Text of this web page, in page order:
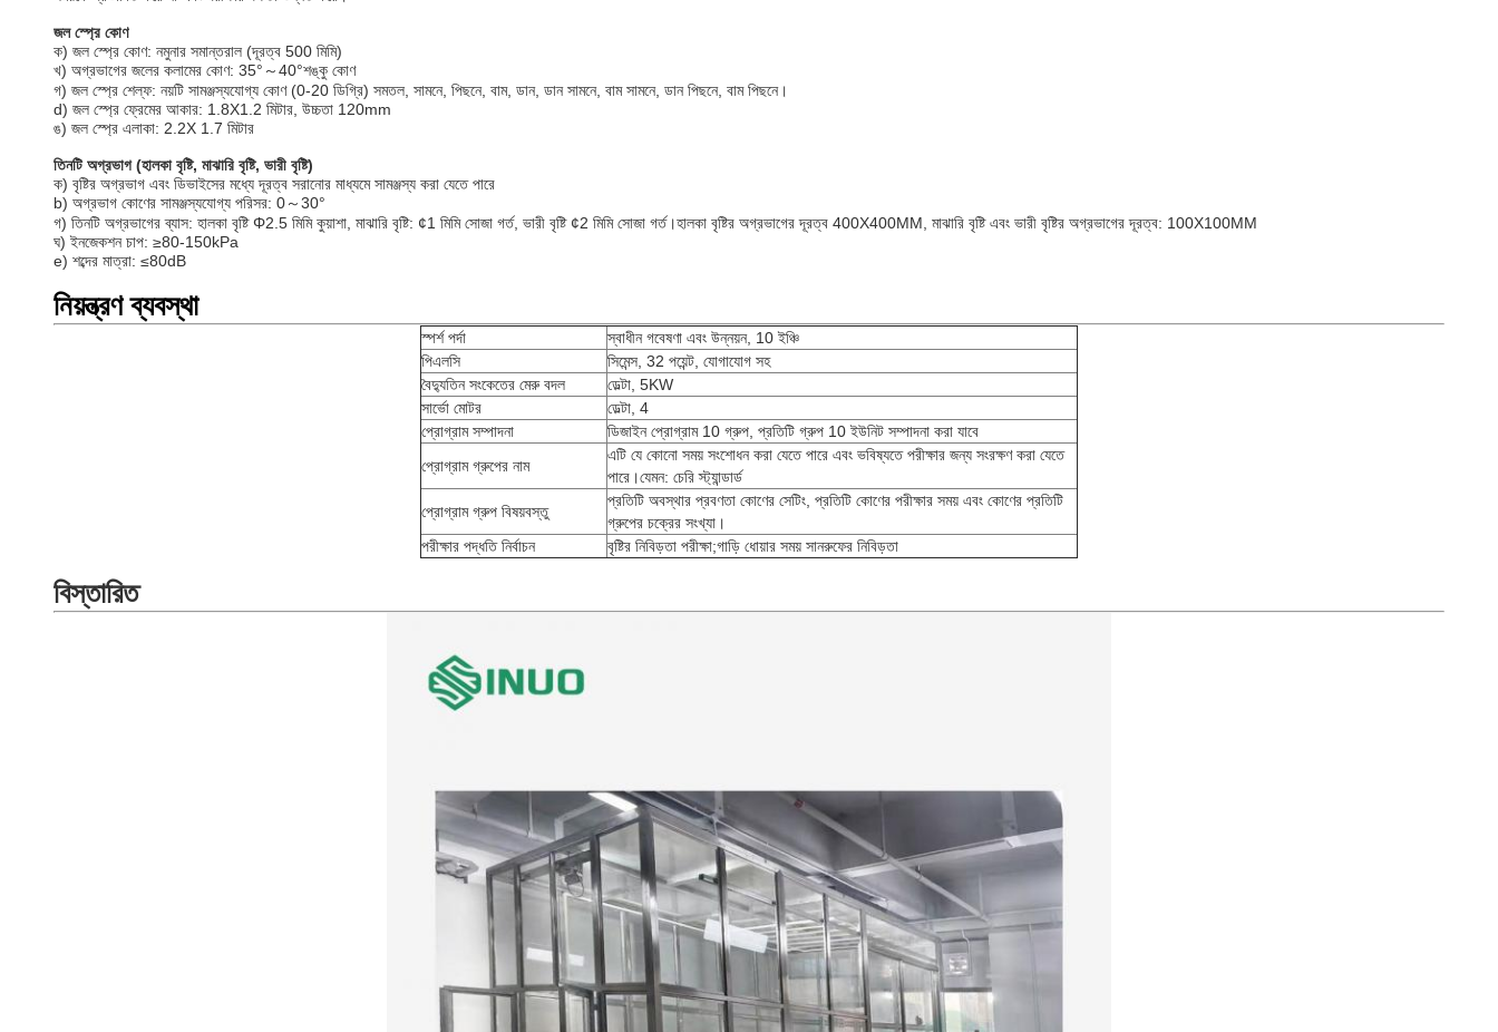
জল স্প্রে কোণ
ক) জল স্প্রে কোণ: নমুনার সমান্তরাল (দূরত্ব 500 মিমি)
খ) অগ্রভাগের জলের কলামের কোণ: 35°～40°শঙ্কু কোণ
গ) জল স্প্রে শেল্ফ: নয়টি সামঞ্জস্যযোগ্য কোণ (0-20 ডিগ্রি) সমতল, সামনে, পিছনে, বাম, ডান, ডান সামনে, বাম সামনে, ডান পিছনে, বাম পিছনে।
d) জল স্প্রে ফ্রেমের আকার: 1.8X1.2 মিটার, উচ্চতা 120mm
ঙ) জল স্প্রে এলাকা: 2.2X 1.7 মিটার
তিনটি অগ্রভাগ (হালকা বৃষ্টি, মাঝারি বৃষ্টি, ভারী বৃষ্টি)
ক) বৃষ্টির অগ্রভাগ এবং ডিভাইসের মধ্যে দূরত্ব সরানোর মাধ্যমে সামঞ্জস্য করা যেতে পারে
b) অগ্রভাগ কোণের সামঞ্জস্যযোগ্য পরিসর: 0～30°
গ) তিনটি অগ্রভাগের ব্যাস: হালকা বৃষ্টি Φ2.5 মিমি কুয়াশা, মাঝারি বৃষ্টি: ¢1 মিমি সোজা গর্ত, ভারী বৃষ্টি ¢2 মিমি সোজা গর্ত।হালকা বৃষ্টির অগ্রভাগের দূরত্ব 400X400MM, মাঝারি বৃষ্টি এবং ভারী বৃষ্টির অগ্রভাগের দূরত্ব: 100X100MM
ঘ) ইনজেকশন চাপ: ≥80-150kPa
e) শব্দের মাত্রা: ≤80dB
নিয়ন্ত্রণ ব্যবস্থা
স্পর্শ পর্দা
স্বাধীন গবেষণা এবং উন্নয়ন, 10 ইঞ্চি
পিএলসি
সিমেন্স, 32 পয়েন্ট, যোগাযোগ সহ
বৈদ্যুতিন সংকেতের মেরু বদল
ডেল্টা, 5KW
সার্ভো মোটর
ডেল্টা, 4
প্রোগ্রাম সম্পাদনা
ডিজাইন প্রোগ্রাম 10 গ্রুপ, প্রতিটি গ্রুপ 10 ইউনিট সম্পাদনা করা যাবে
প্রোগ্রাম গ্রুপের নাম
এটি যে কোনো সময় সংশোধন করা যেতে পারে এবং ভবিষ্যতে পরীক্ষার জন্য সংরক্ষণ করা যেতে
পারে।যেমন: চেরি স্ট্যান্ডার্ড
প্রোগ্রাম গ্রুপ বিষয়বস্তু
প্রতিটি অবস্থার প্রবণতা কোণের সেটিং, প্রতিটি কোণের পরীক্ষার সময় এবং কোণের প্রতিটি
গ্রুপের চক্রের সংখ্যা।
পরীক্ষার পদ্ধতি নির্বাচন
বৃষ্টির নিবিড়তা পরীক্ষা;গাড়ি ধোয়ার সময় সানরুফের নিবিড়তা
বিস্তারিত